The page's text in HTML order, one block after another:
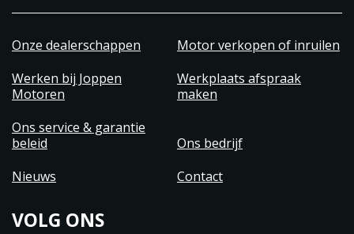
Onze dealerschappen
Motor verkopen of inruilen
Werken bij Joppen
Motoren
Werkplaats afspraak
maken
Ons service & garantie
beleid
Ons bedrijf
Nieuws
Contact
VOLG ONS